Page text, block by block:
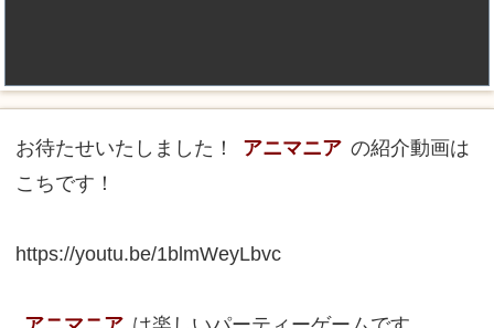
お待たせいたしました！ アニマニア の紹介動画は
こちです！
https://youtu.be/1blmWeyLbvc